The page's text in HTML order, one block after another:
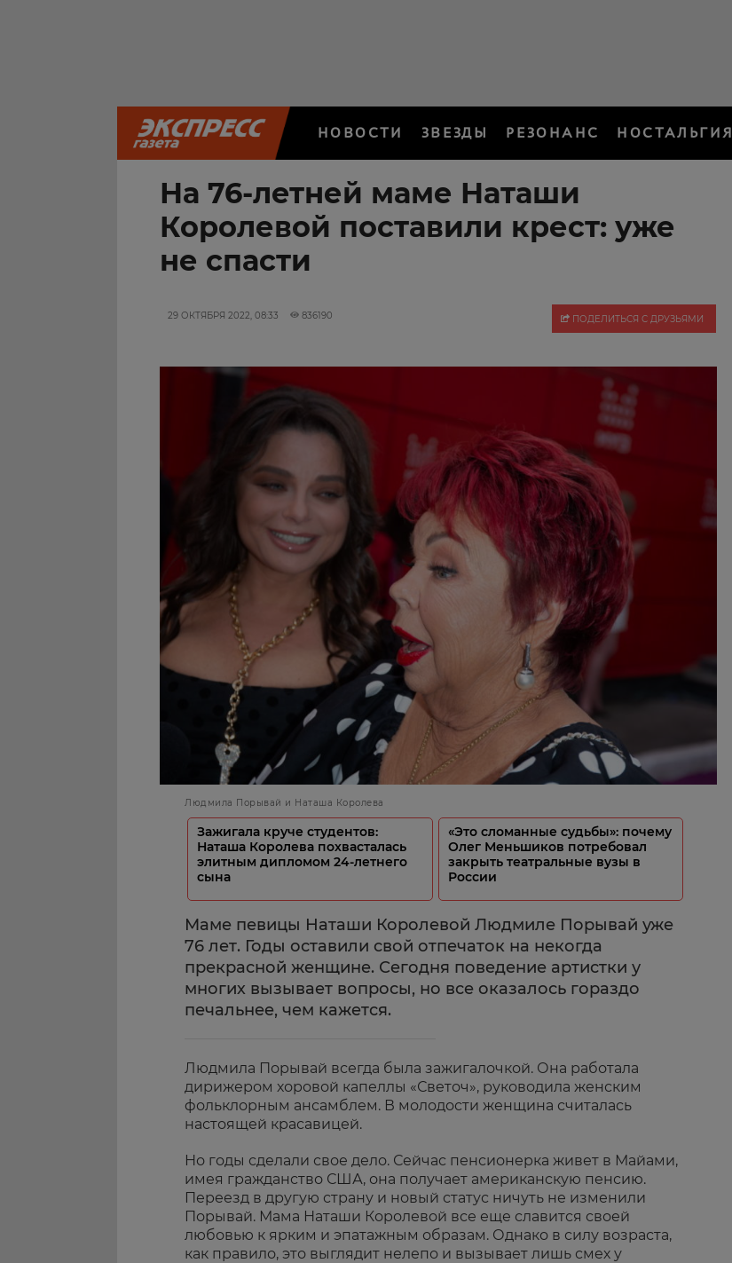
НОВОСТИ ЗВЕЗДЫ РЕЗОНАНС НОСТАЛЬГИЯ
На 76-летней маме Наташи
Королевой поставили крест: уже
не спасти
29 ОКТЯБРЯ 2022, 08:33 836190 ПОДЕЛИТЬСЯ С ДРУЗЬЯМИ
Людмила Порывай и Наташа Королева
Зажигала круче студентов:
Наташа Королева похвасталась
элитным дипломом 24-летнего
сына
«Это сломанные судьбы»: почему
Олег Меньшиков потребовал
закрыть театральные вузы в
России
Маме певицы Наташи Королевой Людмиле Порывай уже
76 лет. Годы оставили свой отпечаток на некогда
прекрасной женщине. Сегодня поведение артистки у
многих вызывает вопросы, но все оказалось гораздо
печальнее, чем кажется.
Людмила Порывай всегда была зажигалочкой. Она работала
дирижером хоровой капеллы «Светоч», руководила женским
фольклорным ансамблем. В молодости женщина считалась
настоящей красавицей.
Но годы сделали свое дело. Сейчас пенсионерка живет в Майами,
имея гражданство США, она получает американскую пенсию.
Переезд в другую страну и новый статус ничуть не изменили
Порывай. Мама Наташи Королевой все еще славится своей
любовью к ярким и эпатажным образам. Однако в силу возраста,
как правило, это выглядит нелепо и вызывает лишь смех у